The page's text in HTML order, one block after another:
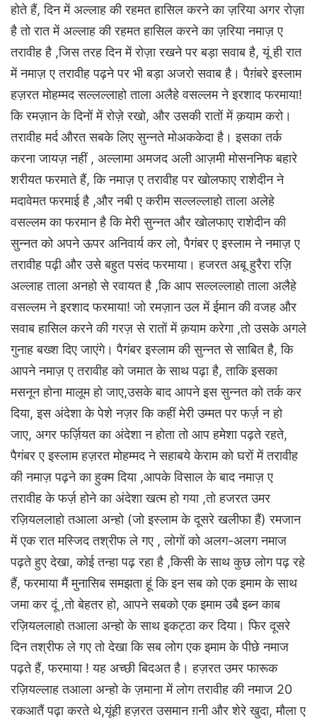
होते हैं, दिन में अल्लाह की रहमत हासिल करने का ज़रिया अगर रोज़ा
है तो रात में अल्लाह की रहमत हासिल करने का ज़रिया नमाज़ ए
तरावीह है ,जिस तरह दिन में रोज़ा रखने पर बड़ा सवाब है, यूं ही रात
में नमाज़ ए तरावीह पढ़ने पर भी बड़ा अजरो सवाब है। पैग़ंबरे इस्लाम
हज़रत मोहम्मद सल्लल्लाहो ताला अलैहे वसल्लम ने इरशाद फरमाया!
कि रमज़ान के दिनों में रोज़े रखो, और उसकी रातों में क़याम करो।
तरावीह मर्द औरत सबके लिए सुन्नते मोअककेदा है। इसका तर्क
करना जायज़ नहीं , अल्लामा अमजद अली आज़मी मोसननिफ बहारे
शरीयत फरमाते हैं, कि नमाज़ ए तरावीह पर खोलफाए राशेदीन ने
मदावेमत फरमाई है ,और नबी ए करीम सल्लल्लाहो ताला अलेहे
वसल्लम का फरमान है कि मेरी सुन्नत और खोलफाए राशेदीन की
सुन्नत को अपने ऊपर अनिवार्य कर लो, पैगंबर ए इस्लाम ने नमाज़ ए
तरावीह पढ़ी और उसे बहुत पसंद फरमाया। हजरत अबू हुरैरा रज़ि
अल्लाह ताला अनहो से रवायत है ,कि आप सल्लल्लाहो ताला अलैहे
वसल्लम ने इरशाद फरमाया! जो रमज़ान उल में ईमान की वजह और
सवाब हासिल करने की गरज़ से रातों में क़याम करेगा ,तो उसके अगले
गुनाह बख्श दिए जाएंगे। पैगंबर इस्लाम की सुन्नत से साबित है, कि
आपने नमाज़ ए तरावीह को जमात के साथ पढ़ा है, ताकि इसका
मसनून होना मालूम हो जाए,उसके बाद आपने इस सुन्नत को तर्क कर
दिया, इस अंदेशा के पेशे नज़र कि कहीं मेरी उम्मत पर फर्ज़ न हो
जाए, अगर फर्ज़ियत का अंदेशा न होता तो आप हमेशा पढ़ते रहते,
पैगंबर ए इस्लाम हज़रत मोहम्मद ने सहाबये केराम को घरों में तरावीह
की नमाज़ पढ़ने का हुक्म दिया ,आपके विसाल के बाद नमाज़ ए
तरावीह के फर्ज़ होने का अंदेशा खत्म हो गया ,तो हजरत उमर
रज़ियललाहो तआला अन्हो (जो इस्लाम के दूसरे खलीफा हैं) रमजान
में एक रात मस्जिद तश्रीफ ले गए , लोगों को अलग-अलग नमाज
पढ़ते हुए देखा, कोई तन्हा पढ़ रहा है ,किसी के साथ कुछ लोग पढ़ रहे
हैं, फरमाया मैं मुनासिब समझता हूं कि इन सब को एक इमाम के साथ
जमा कर दूं ,तो बेहतर हो, आपने सबको एक इमाम उबै इब्न काब
रज़ियललाहो तआला अन्हो के साथ इकट्ठा कर दिया। फिर दूसरे
दिन तश्रीफ ले गए तो देखा कि सब लोग एक इमाम के पीछे नमाज
पढ़ते हैं, फरमाया ! यह अच्छी बिदअत है। हज़रत उमर फारूक
रज़ियल्लाह तआला अन्हो के ज़माना में लोग तरावीह की नमाज 20
रकआतैं पढ़ा करते थे,यूंही हज़रत उसमान ग़नी और शेरे खुदा, मौला ए